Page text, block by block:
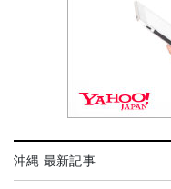
沖縄 最新記事